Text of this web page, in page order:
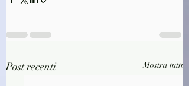
Post recenti Mostra tutti